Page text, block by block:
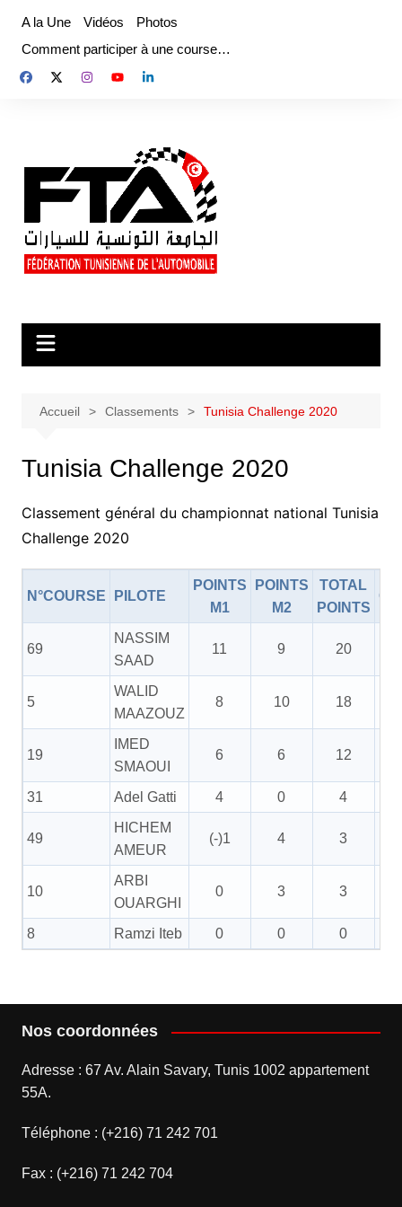
contenu
A la Une Vidéos
Photos
Comment participer à une course…
Accueil Classements Tunisia Challenge 2020
Tunisia Challenge 2020
Classement général du championnat national Tunisia
Challenge 2020
N°COURSE PILOTE
POINTS
M1
POINTS
M2
TOTAL
POINTS
69
NASSIM
SAAD
11 9 20
5
WALID
MAAZOUZ
8 10 18
19
IMED
SMAOUI
6 6 12
31 Adel Gatti 4 0 4
49
HICHEM
AMEUR
(-)1 4 3
10
ARBI
OUARGHI
0 3 3
8 Ramzi Iteb 0 0 0
Nos coordonnées
Adresse : 67 Av. Alain Savary, Tunis 1002 appartement
55A.
Téléphone : (+216) 71 242 701
Fax : (+216) 71 242 704